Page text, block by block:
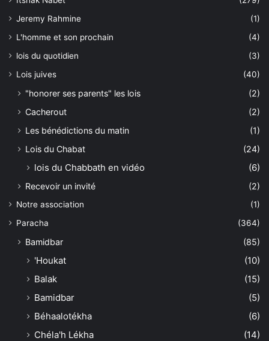
Jeremy Rahmine
(1)
L'homme et son prochain
(4)
lois du quotidien
(3)
Lois juives
(40)
"honorer ses parents" les lois
(2)
Cacherout
(2)
Les bénédictions du matin
(1)
Lois du Chabat
(24)
lois du Chabbath en vidéo (6)
Recevoir un invité (2)
Notre association
(1)
Paracha
(364)
Bamidbar (85)
'Houkat
(10)
Balak
(15)
Bamidbar
(5)
Béhaalotékha
(6)
Chéla'h Lékha
(14)